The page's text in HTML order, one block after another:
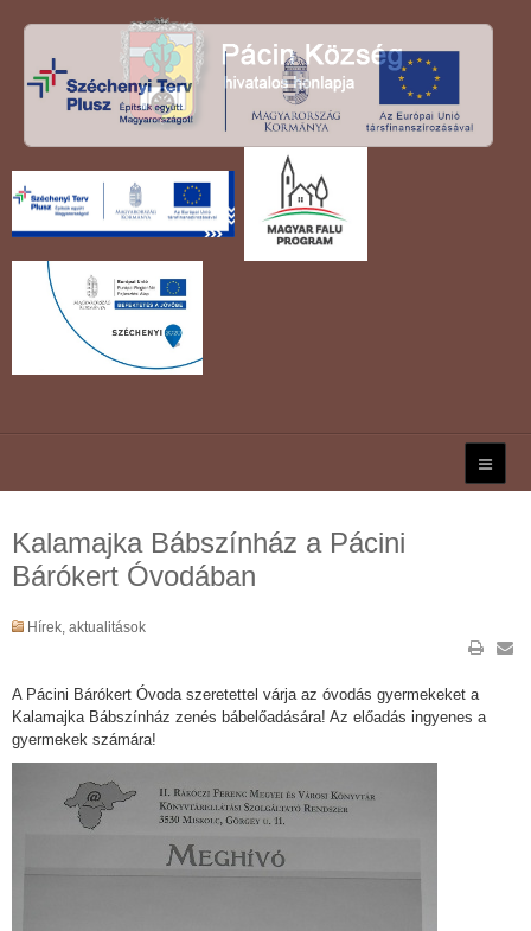
Kalamajka Bábszínház a Pácini
Bárókert Óvodában
Hírek, aktualitások
A Pácini Bárókert Óvoda szeretettel várja az óvodás gyermekeket a
Kalamajka Bábszínház zenés bábelőadására! Az előadás ingyenes a
gyermekek számára!